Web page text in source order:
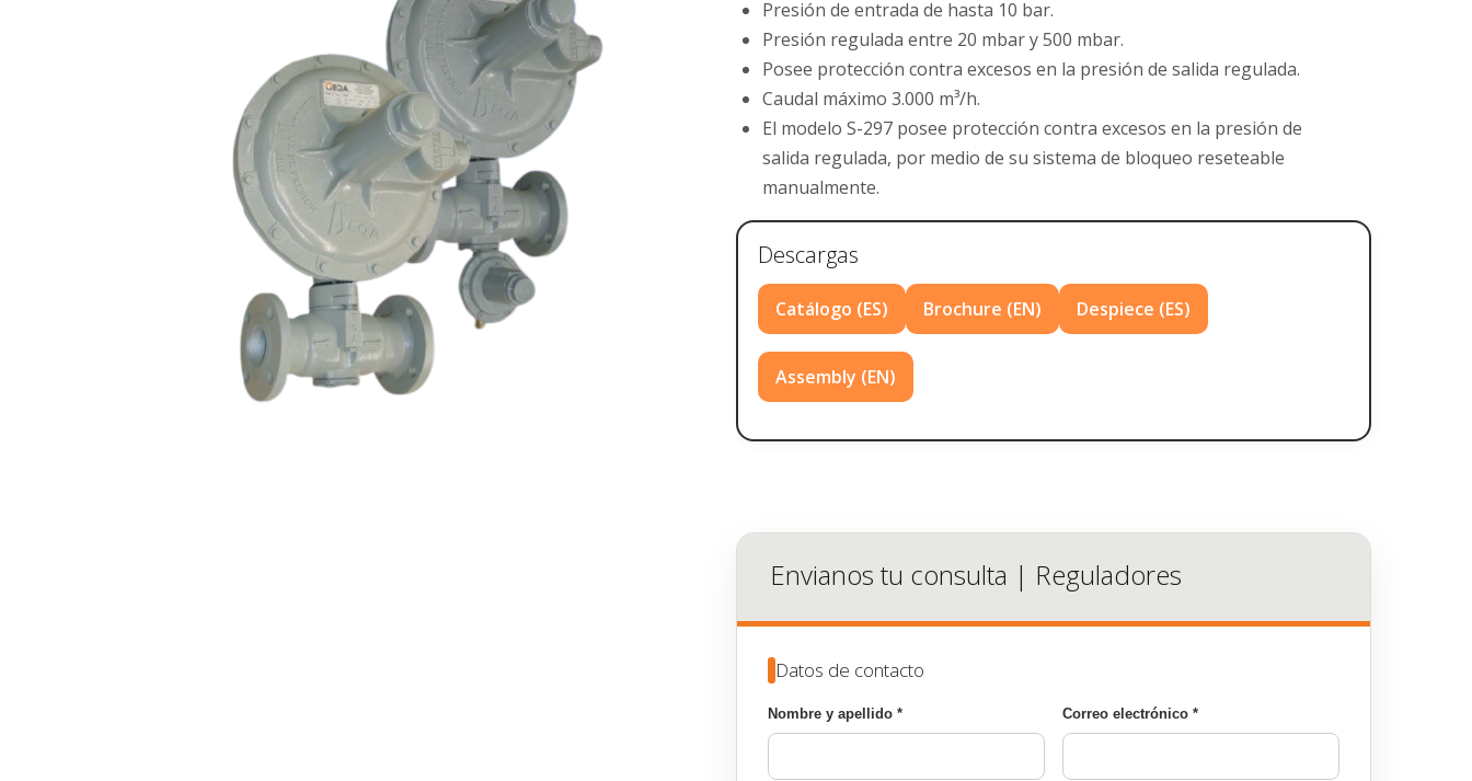
Presión de entrada de hasta 10 bar.
Presión regulada entre 20 mbar y 500 mbar.
Posee protección contra excesos en la presión de salida regulada.
Caudal máximo 3.000 m³/h.
El modelo S-297 posee protección contra excesos en la presión de
salida regulada, por medio de su sistema de bloqueo reseteable
manualmente.
Descargas
Catálogo (ES) Brochure (EN) Despiece (ES)
Assembly (EN)
Envianos tu consulta | Reguladores
Datos de contacto
Nombre y apellido * Correo electrónico *